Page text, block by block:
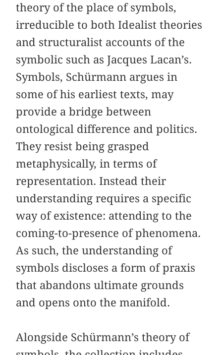
theory of the place of symbols,
irreducible to both Idealist theories
and structuralist accounts of the
symbolic such as Jacques Lacan’s.
Symbols, Schürmann argues in
some of his earliest texts, may
provide a bridge between
ontological difference and politics.
They resist being grasped
metaphysically, in terms of
representation. Instead their
understanding requires a specific
way of existence: attending to the
coming-to-presence of phenomena.
As such, the understanding of
symbols discloses a form of praxis
that abandons ultimate grounds
and opens onto the manifold.
Alongside Schürmann’s theory of